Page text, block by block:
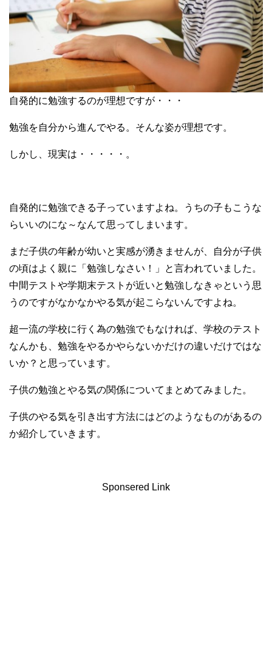
自発的に勉強するのが理想ですが・・・
勉強を自分から進んでやる。そんな姿が理想です。
しかし、現実は・・・・・。
自発的に勉強できる子っていますよね。うちの子もこうな
らいいのにな～なんて思ってしまいます。
まだ子供の年齢が幼いと実感が湧きませんが、自分が子供
の頃はよく親に「勉強しなさい！」と言われていました。
中間テストや学期末テストが近いと勉強しなきゃという思
うのですがなかなかやる気が起こらないんですよね。
超一流の学校に行く為の勉強でもなければ、学校のテスト
なんかも、勉強をやるかやらないかだけの違いだけではな
いか？と思っています。
子供の勉強とやる気の関係についてまとめてみました。
子供のやる気を引き出す方法にはどのようなものがあるの
か紹介していきます。
Sponsered Link